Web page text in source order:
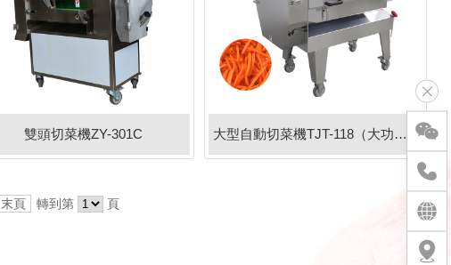
雙頭切菜機ZY-301C 大型自動切菜機TJT-118（大功率食堂加工廠用）
末頁 轉到第 頁